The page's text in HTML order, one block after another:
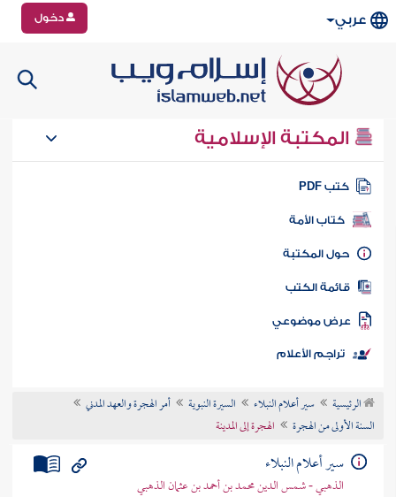
عربي دخول
المكتبة الإسلامية
كتب PDF
كتاب الأمة
المكتبة
الكتب
موضوعي
تراجم الأعلام
الرئيسية سير أعلام النبلاء السيرة النبوية
أمر الهجرة والعهد المدني
السنة الأولى من الهجرة
الهجرة إلى المدينة
سير أعلام النبلاء
الذهبي - شمس الدين محمد بن أحمد بن عثمان الذهبي